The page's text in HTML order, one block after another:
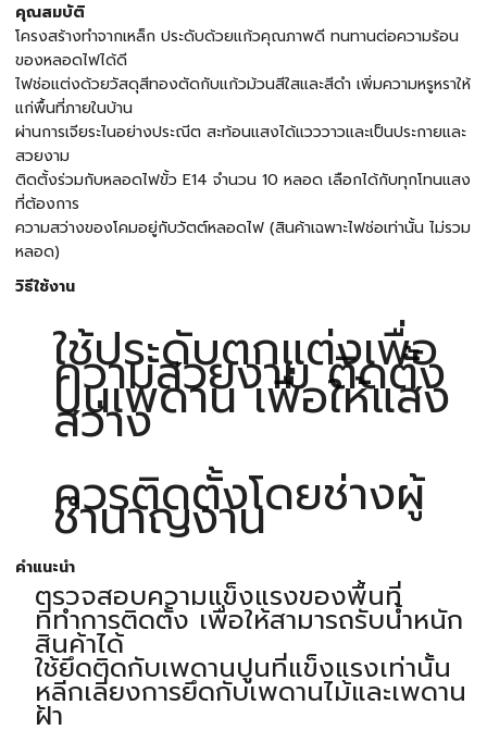
คุณสมบัติ
โครงสร้างทำจากเหล็ก ประดับด้วยแก้วคุณภาพดี ทนทานต่อความร้อน
ของหลอดไฟได้ดี
ไฟช่อแต่งด้วยวัสดุสีทองตัดกับแก้วม้วนสีใสและสีดำ เพิ่มความหรูหราให้
แก่พื้นที่ภายในบ้าน
ผ่านการเจียระไนอย่างประณีต สะท้อนแสงได้แวววาวและเป็นประกายและ
สวยงาม
ติดตั้งร่วมกับหลอดไฟขั้ว E14 จำนวน 10 หลอด เลือกได้กับทุกโทนแสง
ที่ต้องการ
ความสว่างของโคมอยู่กับวัตต์หลอดไฟ (สินค้าเฉพาะไฟช่อเท่านั้น ไม่รวม
หลอด)
วิธีใช้งาน
ใช้ประดับตกแต่งเพื่อ
ความสวยงาม ติดตั้ง
บนเพดาน เพื่อให้แสง
สว่าง
ควรติดตั้งโดยช่างผู้
ชำนาญงาน
คำแนะนำ
ตรวจสอบความแข็งแรงของพื้นที่
ที่ทำการติดตั้ง เพื่อให้สามารถรับน้ำหนัก
สินค้าได้
ใช้ยึดติดกับเพดานปูนที่แข็งแรงเท่านั้น
หลีกเลี่ยงการยึดกับเพดานไม้และเพดาน
ฝ้า